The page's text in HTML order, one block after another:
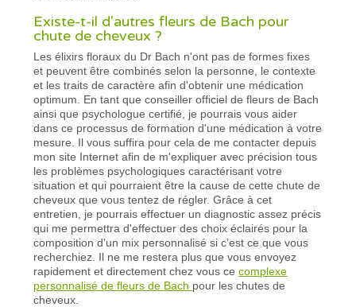
Existe-t-il d'autres fleurs de Bach pour
chute de cheveux ?
Les élixirs floraux du Dr Bach n'ont pas de formes fixes
et peuvent être combinés selon la personne, le contexte
et les traits de caractère afin d'obtenir une médication
optimum. En tant que conseiller officiel de fleurs de Bach
ainsi que psychologue certifié, je pourrais vous aider
dans ce processus de formation d'une médication à votre
mesure. Il vous suffira pour cela de me contacter depuis
mon site Internet afin de m'expliquer avec précision tous
les problèmes psychologiques caractérisant votre
situation et qui pourraient être la cause de cette chute de
cheveux que vous tentez de régler. Grâce à cet
entretien, je pourrais effectuer un diagnostic assez précis
qui me permettra d'effectuer des choix éclairés pour la
composition d'un mix personnalisé si c’est ce que vous
recherchiez. Il ne me restera plus que vous envoyez
rapidement et directement chez vous cecomplexe
personnalisé de fleurs de Bach pour les chutes de
cheveux.